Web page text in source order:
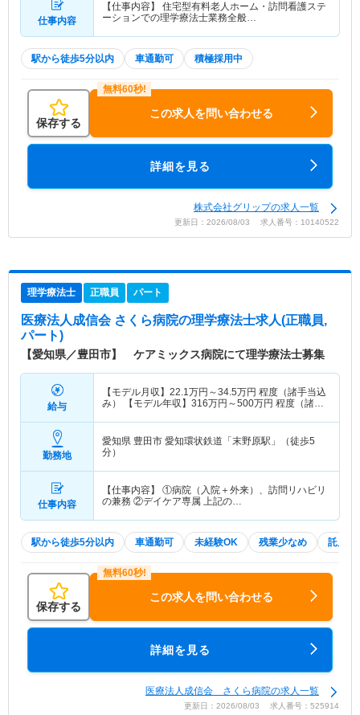
仕事内容
【仕事内容】 住宅型有料老人ホーム・訪問看護ステ
ーションでの理学療法士業務全般…
駅から徒歩5分以内 車通勤可 積極採用中
保存する
この求人を問い合わせる
詳細を見る
株式会社グリップの求人一覧
更新日：2026/08/03 求人番号：10140522
理学療法士 正職員 パート
医療法人成信会 さくら病院の理学療法士求人(正職員,
パート)
【愛知県／豊田市】 ケアミックス病院にて理学療法士募集
給与
【モデル月収】 22.1万円～34.5万円 程度（諸手当込
み） 【モデル年収】 316万円～500万円 程度（諸手
勤務地
愛知県 豊田市 愛知環状鉄道「末野原駅」（徒歩5
分）
仕事内容
【仕事内容】 ①病院（入院＋外来）、訪問リハビリ
の兼務 ②デイケア専属 上記の…
駅から徒歩5分以内 車通勤可 未経験OK 残業少なめ 託児所
保存する
この求人を問い合わせる
詳細を見る
医療法人成信会 さくら病院の求人一覧
更新日：2026/08/03 求人番号：525914